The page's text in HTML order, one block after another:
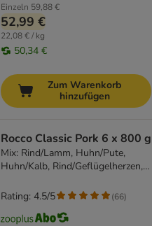
Einzeln 59,88 €
52,99 €
22,08 € / kg
50,34 €
Zum Warenkorb
hinzufügen
Rocco Classic Pork 6 x 800 g
Mix: Rind/Lamm, Huhn/Pute,
Huhn/Kalb, Rind/Geflügelherzen,
Rating: 4.5/5 (66)